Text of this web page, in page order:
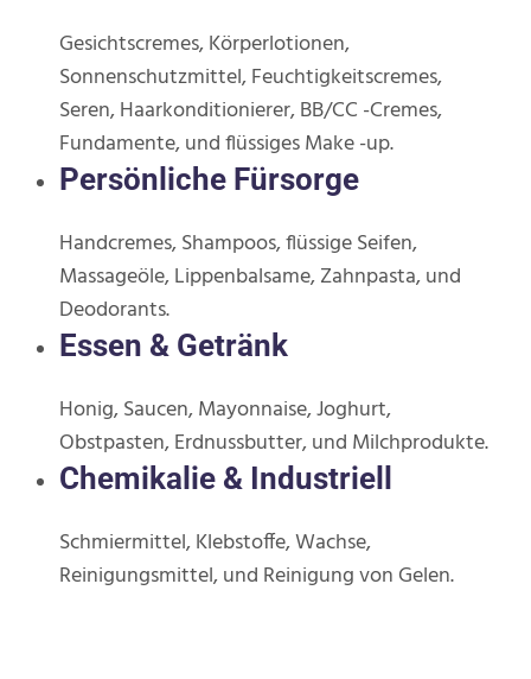
Gesichtscremes, Körperlotionen,
Sonnenschutzmittel, Feuchtigkeitscremes,
Seren, Haarkonditionierer, BB/CC -Cremes,
Fundamente, und flüssiges Make -up.
Persönliche Fürsorge
Handcremes, Shampoos, flüssige Seifen,
Massageöle, Lippenbalsame, Zahnpasta, und
Deodorants.
Essen & Getränk
Honig, Saucen, Mayonnaise, Joghurt,
Obstpasten, Erdnussbutter, und Milchprodukte.
Chemikalie & Industriell
Schmiermittel, Klebstoffe, Wachse,
Reinigungsmittel, und Reinigung von Gelen.